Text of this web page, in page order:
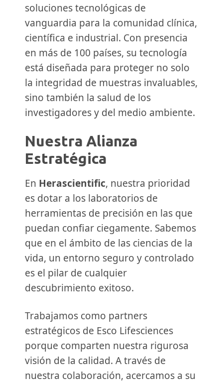
soluciones tecnológicas de
vanguardia para la comunidad clínica,
científica e industrial. Con presencia
en más de 100 países, su tecnología
está diseñada para proteger no solo
la integridad de muestras invaluables,
sino también la salud de los
investigadores y del medio ambiente.
Nuestra Alianza
Estratégica
En Herascientific, nuestra prioridad
es dotar a los laboratorios de
herramientas de precisión en las que
puedan confiar ciegamente. Sabemos
que en el ámbito de las ciencias de la
vida, un entorno seguro y controlado
es el pilar de cualquier
descubrimiento exitoso.
Trabajamos como partners
estratégicos de Esco Lifesciences
porque comparten nuestra rigurosa
visión de la calidad. A través de
nuestra colaboración, acercamos a su